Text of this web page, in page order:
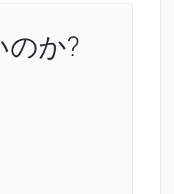
か?